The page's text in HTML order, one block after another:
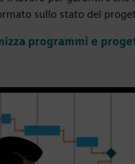
sullo stato del
programmi e